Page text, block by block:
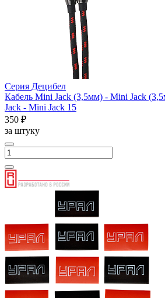
Серия Децибел
Кабель Mini Jack (3,5мм) - Mini Jack
Jack - Mini Jack 15
350 ₽
за штуку